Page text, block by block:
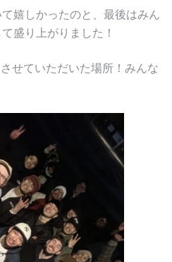
嬉しかったのと、最後はみん
盛り上がりました！
せていただいた場所！みんな